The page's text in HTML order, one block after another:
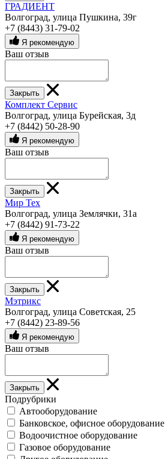
ГРАДИЕНТ
Волгоград, улица Пушкина, 39г
+7 (8443) 31-79-02
Я рекомендую
Ваш отзыв
Закрыть
Комплект Сервис
Волгоград, улица Бурейская, 3д
+7 (8442) 50-28-90
Я рекомендую
Ваш отзыв
Закрыть
Мир Тех
Волгоград, улица Землячки, 31а
+7 (8442) 91-73-22
Я рекомендую
Ваш отзыв
Закрыть
Мэтрикс
Волгоград, улица Советская, 25
+7 (8442) 23-89-56
Я рекомендую
Ваш отзыв
Закрыть
Подрубрики
Автооборудование
Банковское, офисное оборудование
Водоочистное оборудование
Газовое оборудование